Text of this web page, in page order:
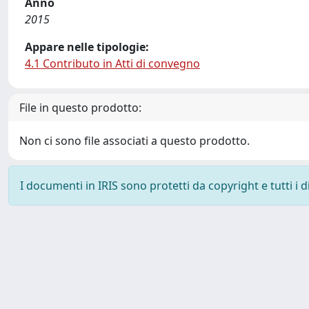
2015
Appare nelle tipologie:
4.1 Contributo in Atti di convegno
File in questo prodotto:
Non ci sono file associati a questo prodotto.
I documenti in IRIS sono protetti da copyright e tutti i